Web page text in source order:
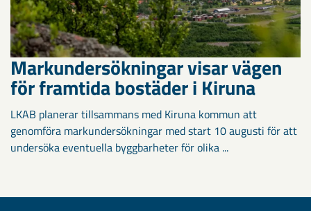
Markundersökningar visar vägen
för framtida bostäder i Kiruna
LKAB planerar tillsammans med Kiruna kommun att
genomföra markundersökningar med start 10 augusti för att
undersöka eventuella byggbarheter för olika ...